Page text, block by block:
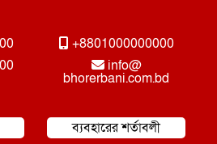
+8801000000000
info@
bhorerbani.com.bd
ব্যবহারের শর্তাবলী